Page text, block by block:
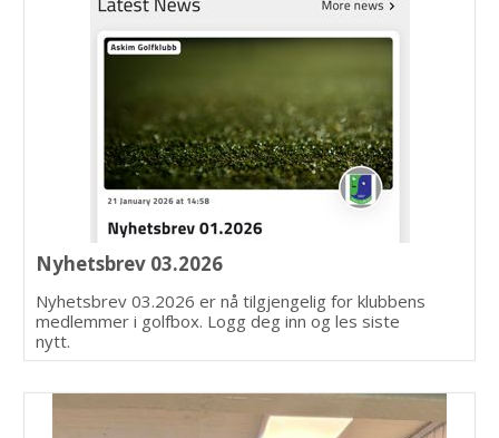
Nyhetsbrev 03.2026
Nyhetsbrev 03.2026 er nå tilgjengelig for klubbens
medlemmer i golfbox. Logg deg inn og les siste
nytt.